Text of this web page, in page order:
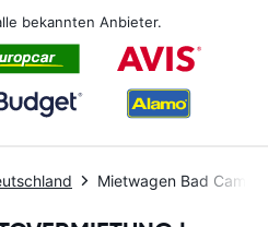
bekannten Anbieter.
Mietwagen Bad